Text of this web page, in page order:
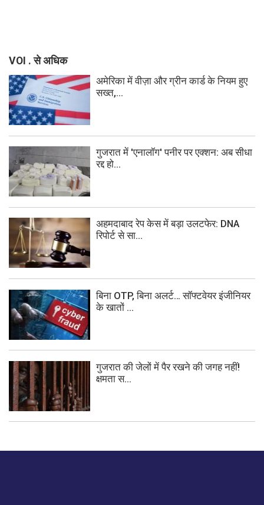
VOI . से अधिक
अमेरिका में वीज़ा और ग्रीन कार्ड के नियम हुए
सख्त,...
गुजरात में 'एनालॉग' पनीर पर एक्शन: अब सीधा
रद्द हो...
अहमदाबाद रेप केस में बड़ा उलटफेर: DNA
रिपोर्ट से सा...
बिना OTP, बिना अलर्ट… सॉफ्टवेयर इंजीनियर
के खातों ...
गुजरात की जेलों में पैर रखने की जगह नहीं!
क्षमता स...